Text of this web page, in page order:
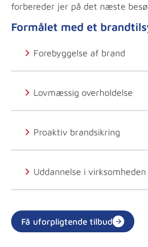
forbereder jer på det næste
Formålet med et
Forebyggelse af brand
Lovmæssig overholdelse
Proaktiv brandsikring
Uddannelse i virksomheden
Få uforpligtende tilbud